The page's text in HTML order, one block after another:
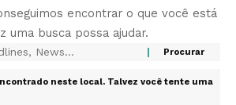
encontrar o que você está
uma busca possa ajudar.
neste local. Talvez você tente uma